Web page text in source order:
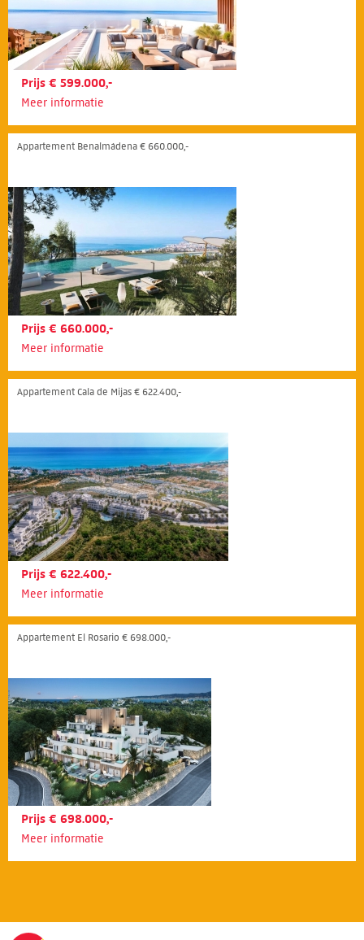
Prijs € 599.000,-
Meer informatie
Appartement Benalmádena € 660.000,-
Prijs € 660.000,-
Meer informatie
Appartement Cala de Mijas € 622.400,-
Prijs € 622.400,-
Meer informatie
Appartement El Rosario € 698.000,-
Prijs € 698.000,-
Meer informatie